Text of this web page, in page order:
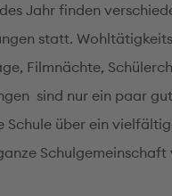
Jahr finden
statt.
Filmnächte,
sind nur ein paar
Schule über ein
Schulgemeinschaft